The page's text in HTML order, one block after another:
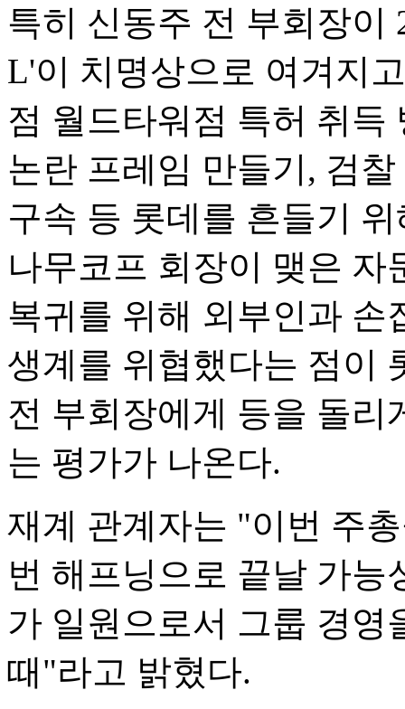
특히 신동주 전 부회장이
L'이 치명상으로 여겨지
점 월드타워점 특허 취득
논란 프레임 만들기, 검
구속 등 롯데를 흔들기
나무코프 회장이 맺은 자
복귀를 위해 외부인과 손
생계를 위협했다는 점이
전 부회장에게 등을 돌리
는 평가가 나온다.
재계 관계자는 "이번 주
번 해프닝으로 끝날 가
가 일원으로서 그룹 경영
때"라고 밝혔다.